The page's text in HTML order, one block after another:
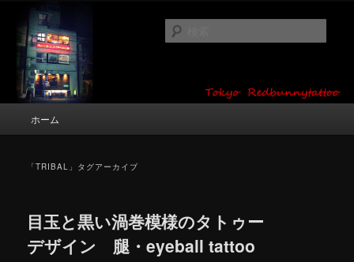
ン
ツ
東京 タトゥースタジオ 吉祥寺 Red
Bunny Tattoo タトゥーデザイン・タ
トゥー画像
タトゥーデザイン・画像の紹介（和彫り・ワンポイント・girl tattoo）
ホーム
「TRIBAL 」タグアーカイブ
目玉と黒い渦巻模様のタトゥー
デザイン 腿・eyeball tattoo